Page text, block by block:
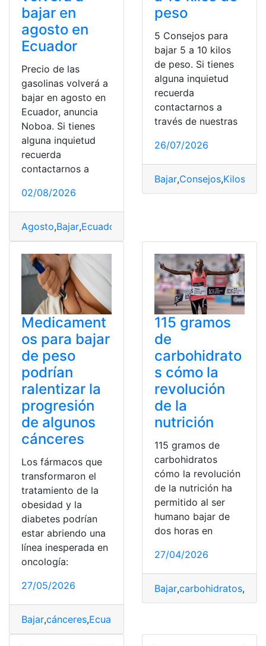
bajar en
agosto en
Ecuador
Precio de las
gasolinas volverá a
bajar en agosto en
Ecuador, anuncia
Noboa. Si tienes
alguna inquietud
recuerda
contactarnos a
02/08/2026
Agosto,Bajar,Ecuador
peso
5 Consejos para
bajar 5 a 10 kilos
de peso. Si tienes
alguna inquietud
recuerda
contactarnos a
través de nuestras
26/07/2026
Bajar,Consejos,Kilos
Medicament
os para bajar
de peso
podrían
ralentizar la
progresión
de algunos
cánceres
Los fármacos que
transformaron el
tratamiento de la
obesidad y la
diabetes podrían
estar abriendo una
línea inesperada en
oncología:
27/05/2026
Bajar,cánceres,Ecuador
115 gramos
de
carbohidrato
s cómo la
revolución
de la
nutrición
115 gramos de
carbohidratos
cómo la revolución
de la nutrición ha
permitido al ser
humano bajar de
dos horas en
27/04/2026
Bajar,carbohidratos,